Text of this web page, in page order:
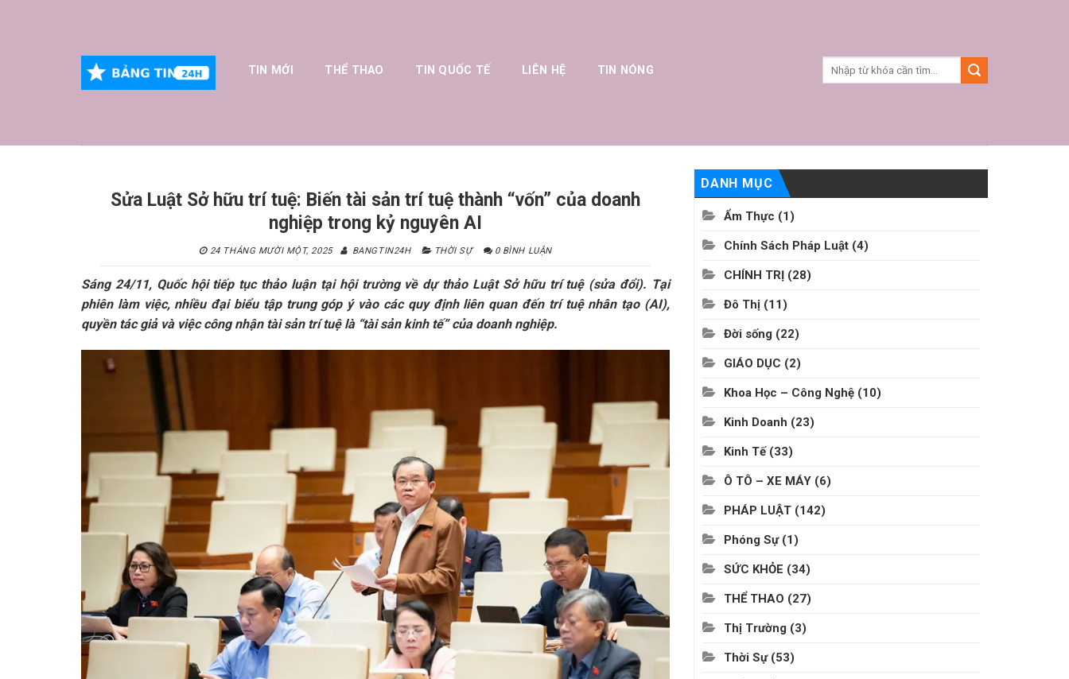
TIN MỚI THỂ THAO TIN QUỐC TẾ LIÊN HỆ TIN NÓNG
Sửa Luật Sở hữu trí tuệ: Biến tài sản trí tuệ thành “vốn” của doanh
nghiệp trong kỷ nguyên AI
24 THÁNG MƯỜI MỘT, 2025 BANGTIN24H THỜI SỰ 0 BÌNH LUẬN
Sáng 24/11, Quốc hội tiếp tục thảo luận tại hội trường về dự thảo Luật Sở hữu trí tuệ (sửa đổi). Tại
phiên làm việc, nhiều đại biểu tập trung góp ý vào các quy định liên quan đến trí tuệ nhân tạo (AI),
quyền tác giả và việc công nhận tài sản trí tuệ là “tài sản kinh tế” của doanh nghiệp.
DANH MỤC
Ẩm Thực (1)
Chính Sách Pháp Luật (4)
CHÍNH TRỊ (28)
Đô Thị (11)
Đời sống (22)
GIÁO DỤC (2)
Khoa Học – Công Nghệ (10)
Kinh Doanh (23)
Kinh Tế(33)
Ô TÔ – XE MÁY (6)
PHÁP LUẬT (142)
Phóng Sự(1)
SỨC KHỎE (34)
THỂ THAO (27)
Thị Trường (3)
Thời Sự(53)